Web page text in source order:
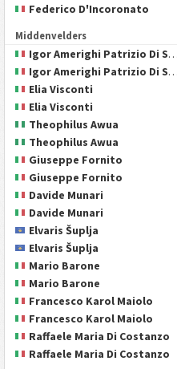
Federico D'Incoronato
Middenvelders
Igor Amerighi Patrizio Di Siena
Igor Amerighi Patrizio Di Siena
Elia Visconti
Elia Visconti
Theophilus Awua
Theophilus Awua
Giuseppe Fornito
Giuseppe Fornito
Davide Munari
Davide Munari
Elvaris Šuplja
Elvaris Šuplja
Mario Barone
Mario Barone
Francesco Karol Maiolo
Francesco Karol Maiolo
Raffaele Maria Di Costanzo
Raffaele Maria Di Costanzo